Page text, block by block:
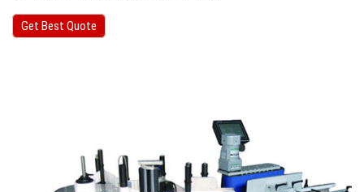
Get Best Quote